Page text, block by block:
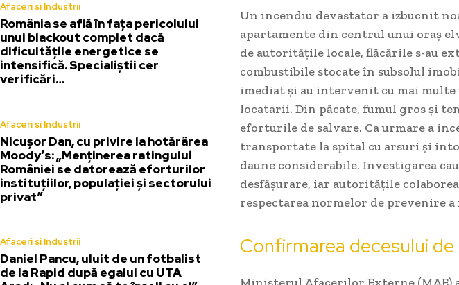
Afaceri si Industrii
România se află în fața pericolului
unui blackout complet dacă
dificultățile energetice se
intensifică. Specialiștii cer
verificări…
Afaceri si Industrii
Nicușor Dan, cu privire la hotărârea
Moody’s: „Menținerea ratingului
României se datorează eforturilor
instituțiilor, populației și sectorului
privat”
Afaceri si Industrii
Daniel Pancu, uluit de un fotbalist
de la Rapid după egalul cu UTA
Un incendiu devastator a izbucnit
apartamente din centrul unui oraș
de autoritățile locale, flăcările s-au
combustibile stocate în subsolul
imediat și au intervenit cu mai
locatarii. Din păcate, fumul gros și
eforturile de salvare. Ca urmare a
transportate la spital cu arsuri și
daune considerabile. Investigarea
desfășurare, iar autoritățile
respectarea normelor de prevenire
Confirmarea decesului